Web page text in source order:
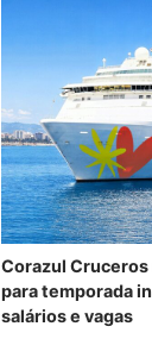
Corazul
para temporada
salários e vagas